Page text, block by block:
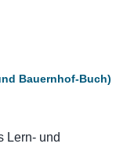
Bauernhof-Buch)
Lern- und